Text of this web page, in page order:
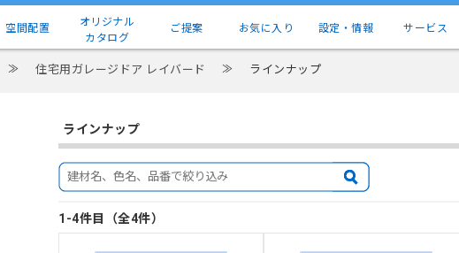
空間配置
オリジナル
カタログ
ご提案 お気に入り 設定・情報 サービス
≫ 住宅用ガレージドア レイバード ≫ ラインナップ
ラインナップ
1-4件目（全4件）